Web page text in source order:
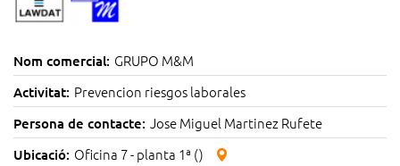
Nom comercial: GRUPO M&M
Activitat: Prevencion riesgos laborales
Persona de contacte: Jose Miguel Martinez Rufete
Ubicació: Oficina 7 - planta 1ª ()